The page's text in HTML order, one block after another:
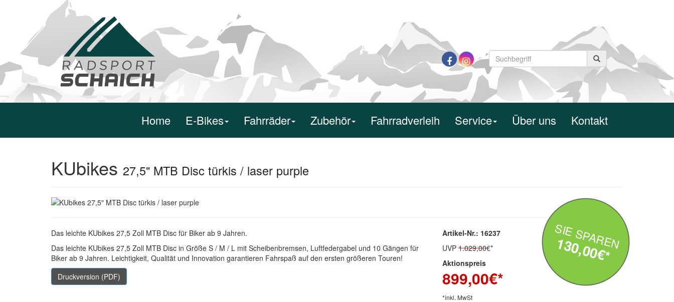
Home E-Bikes Fahrräder Zubehör Fahrradverleih Service Über uns Kontakt
KUbikes 27,5" MTB Disc türkis / laser purple
SIE SPAREN
130,00€*
Das leichte KUbikes 27,5 Zoll MTB Disc für Biker ab 9 Jahren.
Das leichte KUbikes 27,5 Zoll MTB Disc in Größe S / M / L mit Scheibenbremsen, Luftfedergabel und 10 Gängen für
Biker ab 9 Jahren. Leichtigkeit, Qualität und Innovation garantieren Fahrspaß auf den ersten größeren Touren!
Druckversion (PDF)
Artikel-Nr.: 16237
UVP 1.029,00€*
Aktionspreis
899,00€*
*inkl. MwSt